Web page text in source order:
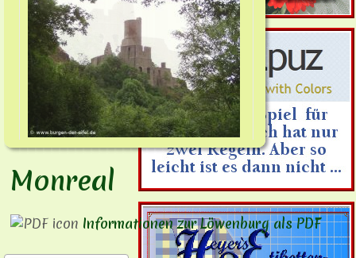
Monreal
Informationen zur Löwenburg als PDF